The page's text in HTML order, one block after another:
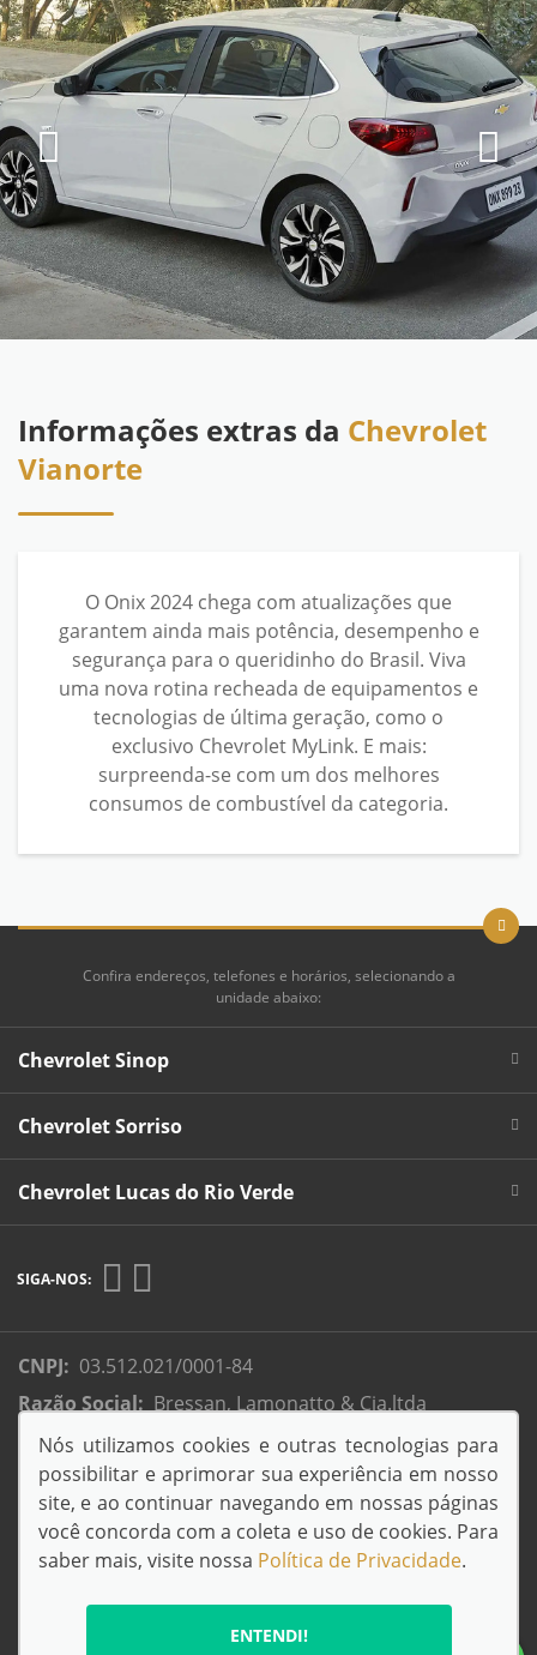
Informações extras da Chevrolet
Vianorte
O Onix 2024 chega com atualizações que
garantem ainda mais potência, desempenho e
segurança para o queridinho do Brasil. Viva
uma nova rotina recheada de equipamentos e
tecnologias de última geração, como o
exclusivo Chevrolet MyLink. E mais:
surpreenda-se com um dos melhores
consumos de combustível da categoria.
Confira endereços, telefones e horários, selecionando a
unidade abaixo:
Chevrolet Sinop
Chevrolet Sorriso
Chevrolet Lucas do Rio Verde
SIGA-NOS:
CNPJ: 03.512.021/0001-84
Razão Social: Bressan, Lamonatto & Cia.ltda
Endereço Matriz: Rua Colonizador Enio Pipino, 3333 -
Setor Industrial - -
Política de privacidade
Nós utilizamos cookies e outras tecnologias para
possibilitar e aprimorar sua experiência em nosso
site, e ao continuar navegando em nossas páginas
você concorda com a coleta e uso de cookies. Para
saber mais, visite nossa Política de Privacidade.
ENTENDI!